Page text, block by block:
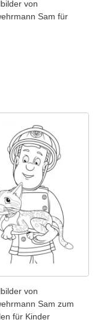
von
Sam für
von
Sam zum
für Kinder